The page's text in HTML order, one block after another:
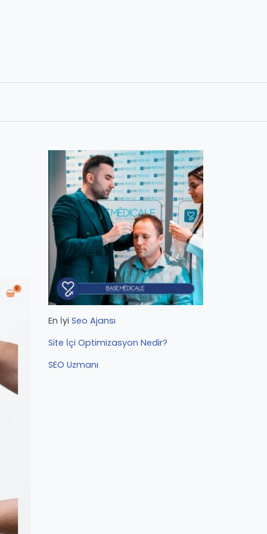
En İyi Seo Ajansı
Site İçi Optimizasyon Nedir?
SEO Uzmanı